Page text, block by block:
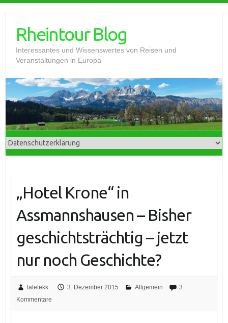
contentRheintour Blog
Interessantes und Wissenswertes von Reisen und
Veranstaltungen in Europa
„Hotel Krone“ in
Assmannshausen – Bisher
geschichtsträchtig – jetzt
nur noch Geschichte?
taletekk 3. Dezember 2015 Allgemein
3
Kommentare